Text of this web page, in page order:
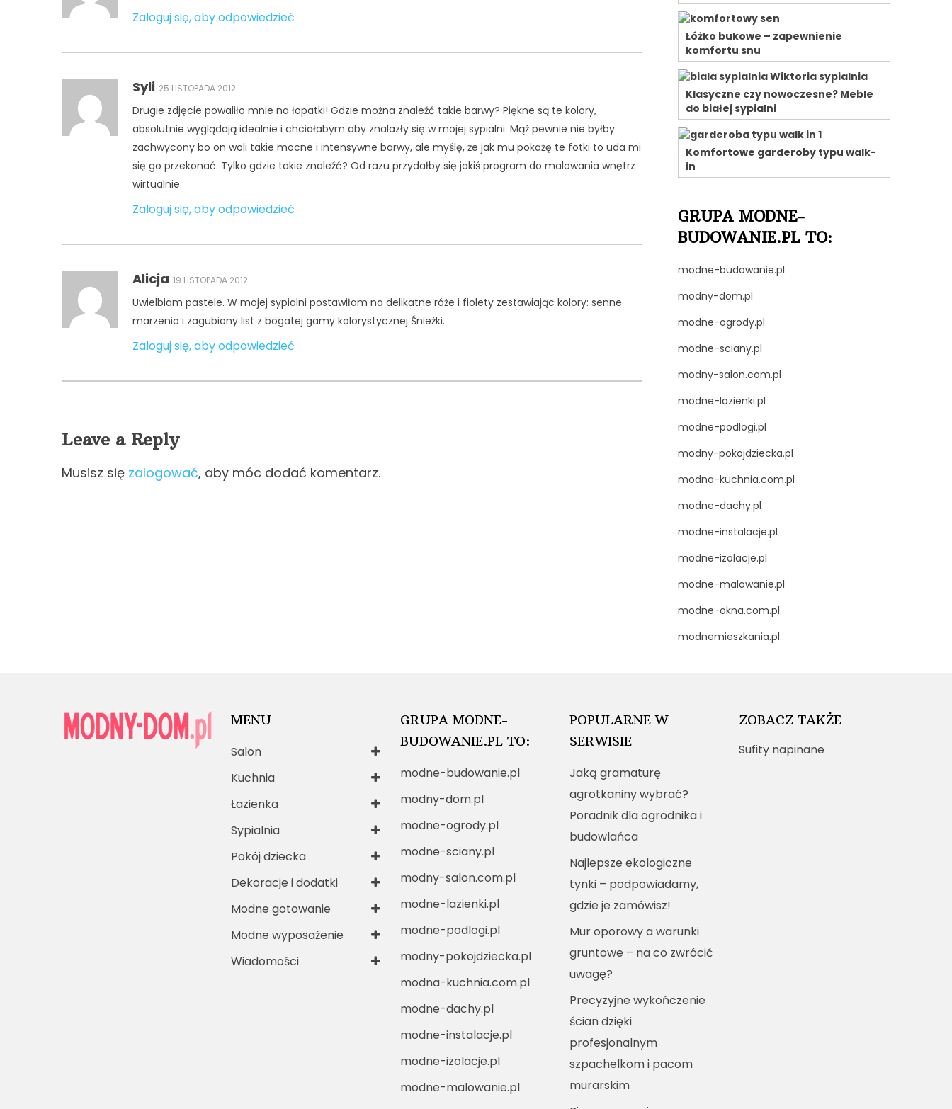
Zaloguj się, aby odpowiedzieć
Syli 25 LISTOPADA 2012
Drugie zdjęcie powaliło mnie na łopatki! Gdzie można znaleźć takie barwy? Piękne są te kolory,
absolutnie wyglądają idealnie i chciałabym aby znalazły się w mojej sypialni. Mąż pewnie nie byłby
zachwycony bo on woli takie mocne i intensywne barwy, ale myślę, że jak mu pokażę te fotki to uda mi
się go przekonać. Tylko gdzie takie znaleźć? Od razu przydałby się jakiś program do malowania wnętrz
wirtualnie.
Zaloguj się, aby odpowiedzieć
Alicja 19 LISTOPADA 2012
Uwielbiam pastele. W mojej sypialni postawiłam na delikatne róże i fiolety zestawiając kolory: senne
marzenia i zagubiony list z bogatej gamy kolorystycznej Śnieżki.
Zaloguj się, aby odpowiedzieć
Leave a Reply
Musisz się zalogować, aby móc dodać komentarz.
Łóżko bukowe – zapewnienie
komfortu snu
Klasyczne czy nowoczesne? Meble
do białej sypialni
Komfortowe garderoby typu walk-
in
GRUPA MODNE-
BUDOWANIE.PL TO:
modne-budowanie.pl
modny-dom.pl
modne-ogrody.pl
modne-sciany.pl
modny-salon.com.pl
modne-lazienki.pl
modne-podlogi.pl
modny-pokojdziecka.pl
modna-kuchnia.com.pl
modne-dachy.pl
modne-instalacje.pl
modne-izolacje.pl
modne-malowanie.pl
modne-okna.com.pl
modnemieszkania.pl
MENU
Salon
Kuchnia
Łazienka
Sypialnia
Pokój dziecka
Dekoracje i dodatki
Modne gotowanie
Modne wyposażenie
Wiadomości
GRUPA MODNE-
BUDOWANIE.PL TO:
modne-budowanie.pl
modny-dom.pl
modne-ogrody.pl
modne-sciany.pl
modny-salon.com.pl
modne-lazienki.pl
modne-podlogi.pl
modny-pokojdziecka.pl
modna-kuchnia.com.pl
modne-dachy.pl
modne-instalacje.pl
modne-izolacje.pl
modne-malowanie.pl
POPULARNE W
SERWISIE
Jaką gramaturę
agrotkaniny wybrać?
Poradnik dla ogrodnika i
budowlańca
Najlepsze ekologiczne
tynki – podpowiadamy,
gdzie je zamówisz!
Mur oporowy a warunki
gruntowe – na co zwrócić
uwagę?
Precyzyjne wykończenie
ścian dzięki
profesjonalnym
szpachelkom i pacom
murarskim
ZOBACZ TAKŻE
Sufity napinane